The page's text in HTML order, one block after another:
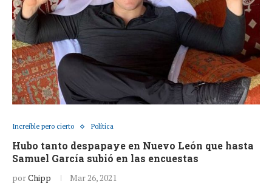
Increíble pero cierto Política
Hubo tanto despapaye en Nuevo León que hasta
Samuel García subió en las encuestas
porChipp Mar 26, 2021